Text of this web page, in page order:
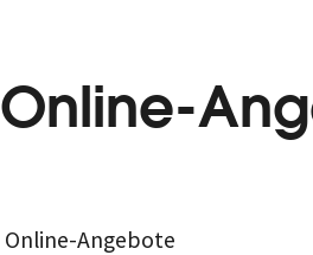
Online-
Online-Angebote